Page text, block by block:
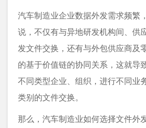
汽车制造业企业数据外发需求频繁
说，不仅有与异地研发机构间、供
发文件交换，还有与外包供应商及
的基于价值链的协同关系，这就导
不同类型企业、组织，进行不同业
类别的文件交换。
那么，汽车制造业如何选择文件外